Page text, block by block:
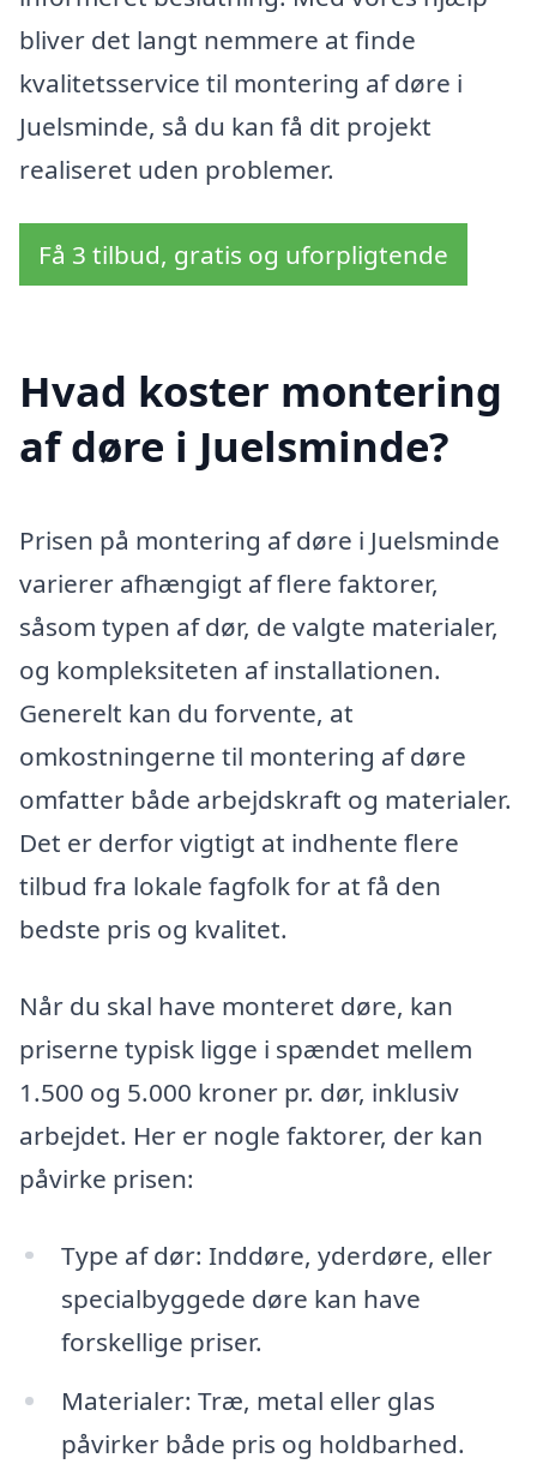
bliver det langt nemmere at finde
kvalitetsservice til montering af døre i
Juelsminde, så du kan få dit projekt
realiseret uden problemer.
Få 3 tilbud, gratis og uforpligtende
Hvad koster montering
af døre i Juelsminde?
Prisen på montering af døre i Juelsminde
varierer afhængigt af flere faktorer,
såsom typen af dør, de valgte materialer,
og kompleksiteten af installationen.
Generelt kan du forvente, at
omkostningerne til montering af døre
omfatter både arbejdskraft og materialer.
Det er derfor vigtigt at indhente flere
tilbud fra lokale fagfolk for at få den
bedste pris og kvalitet.
Når du skal have monteret døre, kan
priserne typisk ligge i spændet mellem
1.500 og 5.000 kroner pr. dør, inklusiv
arbejdet. Her er nogle faktorer, der kan
påvirke prisen:
Type af dør: Inddøre, yderdøre, eller
specialbyggede døre kan have
forskellige priser.
Materialer: Træ, metal eller glas
påvirker både pris og holdbarhed.